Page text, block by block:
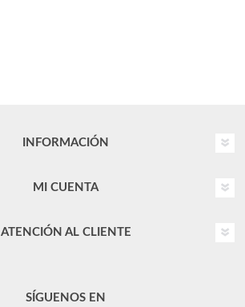
INFORMACIÓN
MI CUENTA
ATENCIÓN AL CLIENTE
SÍGUENOS EN